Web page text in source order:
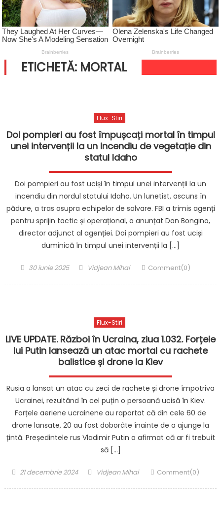
ETICHETĂ: MORTAL
Flux-Stiri
Doi pompieri au fost împușcați mortal în timpul
unei intervenții la un incendiu de vegetație din
statul Idaho
Doi pompieri au fost uciși în timpul unei intervenții la un
incendiu din nordul statului Idaho. Un lunetist, ascuns în
pădure, a tras asupra echipelor de salvare. FBI a trimis agenți
pentru sprijin tactic și operațional, a anunțat Dan Bongino,
director adjunct al agenției. Doi pompieri au fost uciși
duminică în timpul unei intervenții la […]
Posted
30 iunie 2025 Author
Vidjean Mihai Comment(0)
Flux-Stiri
LIVE UPDATE. Război în Ucraina, ziua 1.032. Forțele
lui Putin lansează un atac mortal cu rachete
balistice și drone la Kiev
Rusia a lansat un atac cu zeci de rachete și drone împotriva
Ucrainei, rezultând în cel puțin o persoană ucisă în Kiev.
Forțele aeriene ucrainene au raportat că din cele 60 de
drone lansate, 20 au fost doborâte înainte de a ajunge la
țintă. Președintele rus Vladimir Putin a afirmat că ar fi trebuit
să […]
Posted
21 decembrie 2024 Author
Vidjean Mihai Comment(0)